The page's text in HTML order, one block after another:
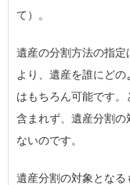
て）。
遺産の分割方法の指定
より、遺産を誰にど
はもちろん可能です
含まれず、遺産分割の
ないのです。
遺産分割の対象とな